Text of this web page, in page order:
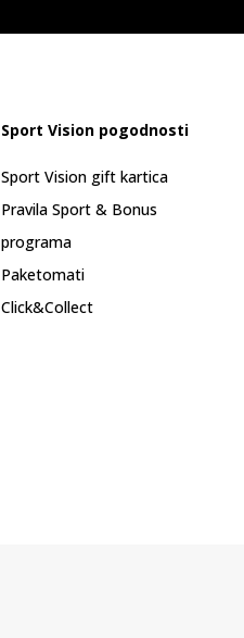
Sport Vision pogodnosti
Sport Vision gift kartica
Pravila Sport & Bonus
programa
Paketomati
Click&Collect